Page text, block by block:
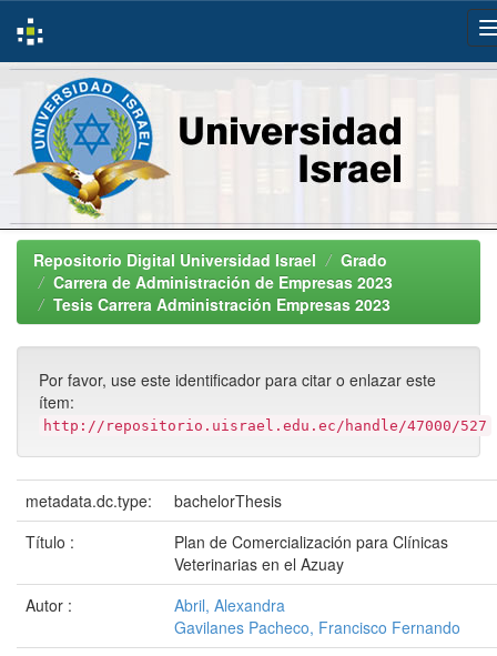
Skip
navigationRepositorio Digital Universidad Israel
Grado
Carrera de Administración de Empresas 2023
Tesis Carrera Administración Empresas 2023
Por favor, use este identificador para citar o enlazar este
ítem:
http://repositorio.uisrael.edu.ec/handle/47000/527
metadata.dc.type:
bachelorThesis
Título :
Plan de Comercialización para Clínicas
Veterinarias en el Azuay
Autor :
Abril, Alexandra
Gavilanes Pacheco, Francisco Fernando